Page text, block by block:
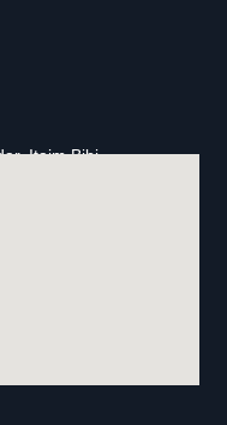
Itaim Bibi.